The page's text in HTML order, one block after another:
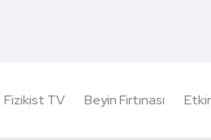
Fizikist TV Beyin Fırtınası